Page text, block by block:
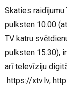
Skaties
pulksten 10.00
TV katru
pulksten 15.30),
arī televīziju
https://xtv.lv,